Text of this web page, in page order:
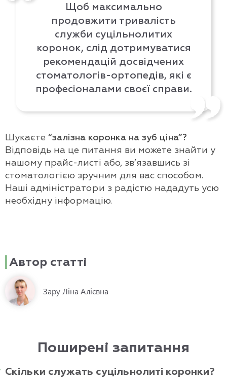
Щоб максимально
продовжити тривалість
служби суцільнолитих
коронок, слід дотримуватися
рекомендацій досвідчених
стоматологів-ортопедів, які є
професіоналами своєї справи.
Шукаєте “залізна коронка на зуб ціна”?
Відповідь на це питання ви можете знайти у
нашому прайс-листі або, зв’язавшись зі
стоматологією зручним для вас способом.
Наші адміністратори з радістю нададуть усю
необхідну інформацію.
Автор статті
Зару Ліна Алієвна
Поширені запитання
Скільки служать суцільнолиті коронки?